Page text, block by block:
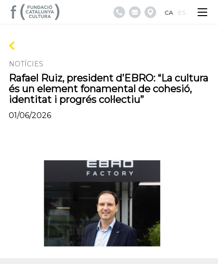
CA ES
NOTÍCIES
Rafael Ruiz, president d’EBRO: “La cultura
és un element fonamental de cohesió,
identitat i progrés col·lectiu”
01/06/2026